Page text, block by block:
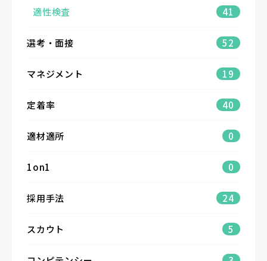
適性検査 41
選考・面接 52
マネジメント 19
定着率 40
適材適所 0
1on1 0
採用手法 24
スカウト 5